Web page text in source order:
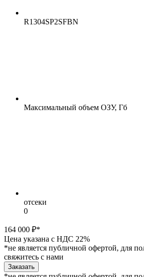
R1304SP2SFBN
Максимальный объем ОЗУ, Гб
отсеки
0
164 000 ₽*
Цена указана с НДС 22%
*не является публичной офертой, для
свяжитесь с нами
Заказать